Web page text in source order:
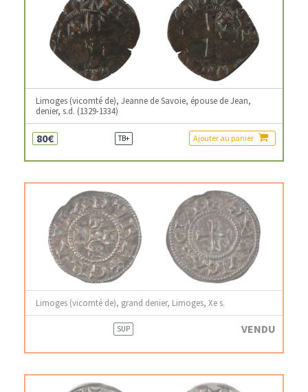
Limoges (vicomté de), Jeanne de Savoie, épouse de Jean,
denier, s.d. (1329-1334)
80€ TB+ Ajouter au panier
Limoges (vicomté de), grand denier, Limoges, Xe s.
SUP VENDU